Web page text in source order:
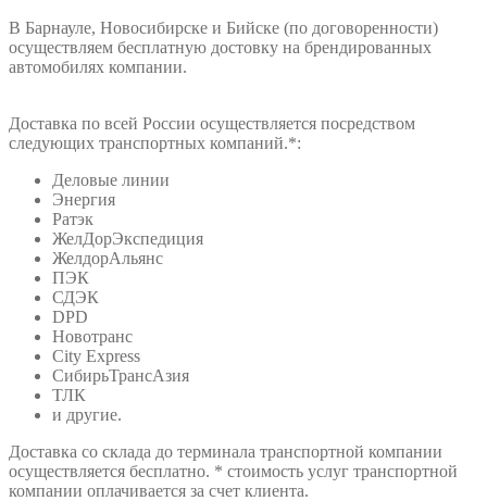
В Барнауле, Новосибирске и Бийске (по договоренности)
осуществляем бесплатную достовку на брендированных
автомобилях компании.
Доставка по всей России осуществляется посредством
следующих транспортных компаний.*:
Деловые линии
Энергия
Ратэк
ЖелДорЭкспедиция
ЖелдорАльянс
ПЭК
СДЭК
DPD
Новотранс
City Express
СибирьТрансАзия
ТЛК
и другие.
Доставка со склада до терминала транспортной компании
осуществляется бесплатно. * стоимость услуг транспортной
компании оплачивается за счет клиента.